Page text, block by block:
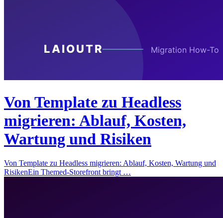
Von Template zu Headless
migrieren: Ablauf, Kosten,
Wartung und Risiken
Von Template zu Headless migrieren: Ablauf, Kosten, Wartung und
RisikenEin Themed-Storefront bringt …